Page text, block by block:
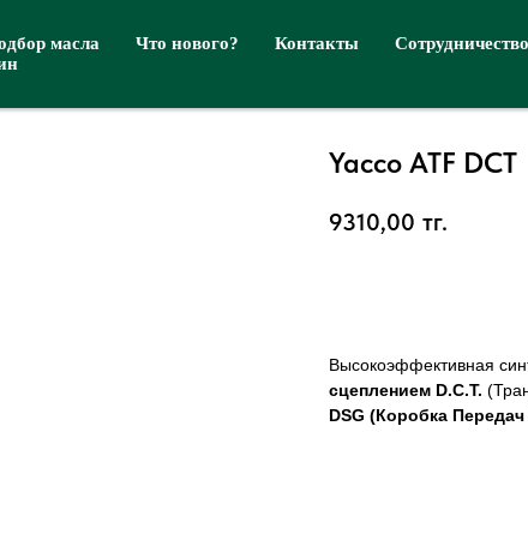
масла Что нового? Контакты Сотрудничество
Yacco ATF DCT
9310,00 тг.
Высокоэффективная
сцеплением D.C.T.
DSG (Коробка